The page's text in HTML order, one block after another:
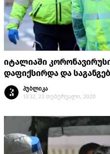
იტალიაში
დაფიქსირდა და
პუბლიკა
13:32, 23 თებერვალი, 2020